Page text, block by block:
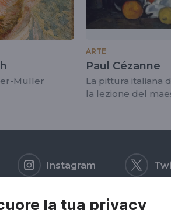
la tua privacy
Müller
ARTE
Paul Cézanne
La pittura italiana
la lezione del
Instagram